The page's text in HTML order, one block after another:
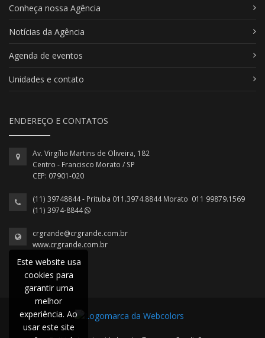
Conheça nossa Agência
Notícias da Agência
Agenda de eventos
Unidades e contato
ENDEREÇO E CONTATOS
Av. Virgílio Martins de Oliveira, 182
Centro - Francisco Morato / SP
CEP: 07901-020
(11) 39748844 - Prituba 011.3974.8844 Morato 011 99879.1569
(11) 3974-8844
crgrande@crgrande.com.br
www.crgrande.com.br
Este website usa
cookies para
garantir uma
melhor
experiência. Ao
usar este site